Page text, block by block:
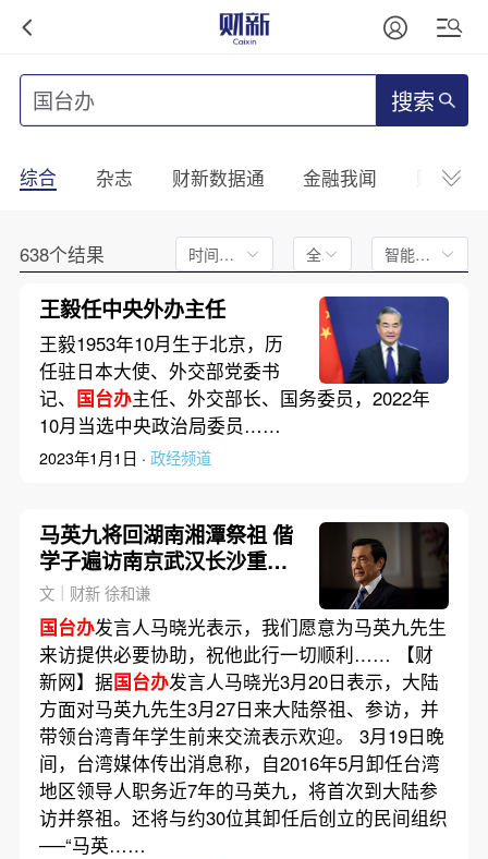
搜索
综合 杂志 财新数据通 金融我闻 财新
638个结果 时间不限 全文 智能排序
王毅任中央外办主任
王毅1953年10月生于北京，历
任驻日本大使、外交部党委书
记、 国台办主任、外交部长、国务委员，2022年
10月当选中央政治局委员……
2023年1月1日 · 政经频道
马英九将回湖南湘潭祭祖 偕
学子遍访南京武汉长沙重庆
上海多地
文｜财新 徐和谦
国台办发言人马晓光表示，我们愿意为马英九先生
来访提供必要协助，祝他此行一切顺利…… 【财
新网】据国台办发言人马晓光3月20日表示，大陆
方面对马英九先生3月27日来大陆祭祖、参访，并
带领台湾青年学生前来交流表示欢迎。 3月19日晚
间，台湾媒体传出消息称，自2016年5月卸任台湾
地区领导人职务近7年的马英九，将首次到大陆参
访并祭祖。还将与约30位其卸任后创立的民间组织
──“马英……